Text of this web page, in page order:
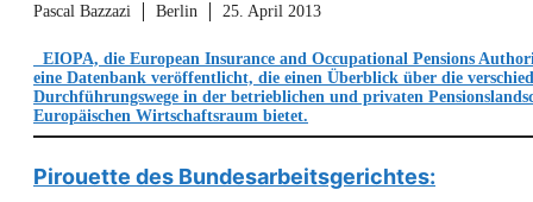
Pascal Bazzazi Berlin 25. April 2013
EIOPA, die European Insurance and Occupational Pensions
eine Datenbank veröffentlicht, die einen Überblick über die
Durchführungswege in der betrieblichen und privaten
Europäischen Wirtschaftsraum bietet.
Pirouette des Bundesarbeitsgerichtes: